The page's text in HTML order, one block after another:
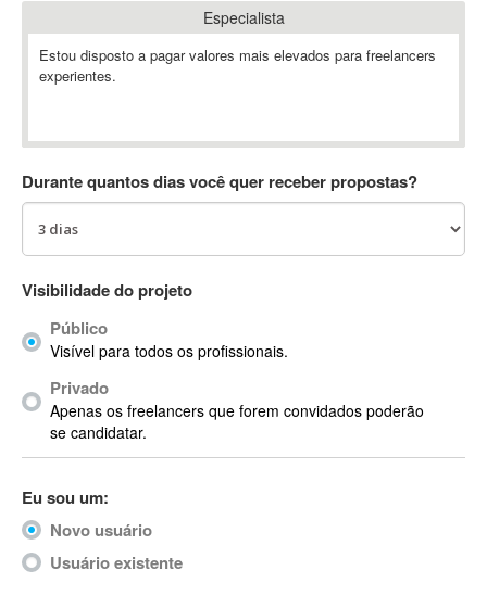
Ableton Push
Abstract
AC3
ACID Pro
ACPI
Acrobat
Acrobat X
Acronis
ACT
Actimize
ActionScript
ActionScript 3
Especialista
Estou disposto a pagar valores mais elevados para freelancers
experientes.
Durante quantos dias você quer receber propostas?
Visibilidade do projeto
Público
Visível para todos os profissionais.
Privado
Apenas os freelancers que forem convidados poderão
se candidatar.
Eu sou um:
Novo usuário
Usuário existente